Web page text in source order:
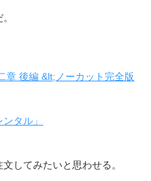
章 後編 &lt;ノーカット完全版
タル」
してみたいと思わせる。